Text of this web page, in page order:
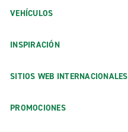
VEHÍCULOS
INSPIRACIÓN
SITIOS WEB INTERNACIONALES
PROMOCIONES